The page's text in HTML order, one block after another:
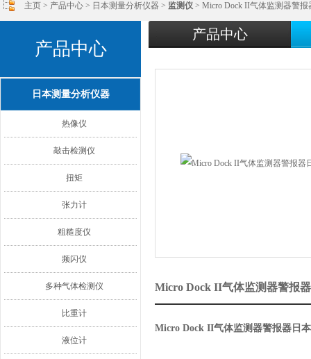
主页 > 产品中心 > 日本测量分析仪器 > 监测仪 > Micro Dock II气体监测器警报
产品中心
日本测量分析仪器
热像仪
敲击检测仪
扭矩
张力计
粗糙度仪
频闪仪
多种气体检测仪
比重计
液位计
产品中心
Micro Dock II气体监测器警报
Micro Dock II气体监测器警报器日